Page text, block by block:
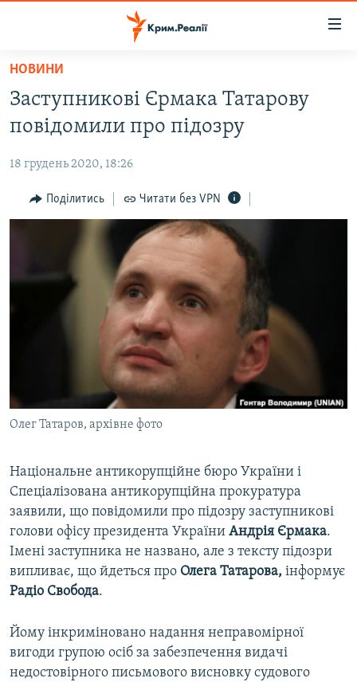
Перейти
основного
матеріалу
до
навігації
Перейти
ВОДА.КРИМ
ПОЛІТИКА
БЛОГИ
ВСЕ ЗА ДЕНЬ
СПЕЦПРОЕКТИ
ВІДЕОУРОКИ «ELIFBE»
СВІДЧЕННЯ ОКУПАЦІЇ
УКРАЇНСЬКА ПРОБЛЕМА КРИМУ
ЯК ОБІЙТИ БЛОКУВАННЯ
Qırımtatar
Усі сайти RFE/RL
НОВИНИ
Заступникові Єрмака Татарову
повідомили про підозру
18 грудень 2020, 18:26
Поділитись Читати без VPN
Олег Татаров, архівне фото
Національне антикорупційне бюро України і
Спеціалізована антикорупційна прокуратура
заявили, що повідомили про підозру заступникові
голови офісу президента України Андрія Єрмака.
Імені заступника не названо, але з тексту підозри
випливає, що йдеться про Олега Татарова, інформує
Радіо Свобода.
Йому інкриміновано надання неправомірної
вигоди групою осіб за забезпечення видачі
недостовірного письмового висновку судового